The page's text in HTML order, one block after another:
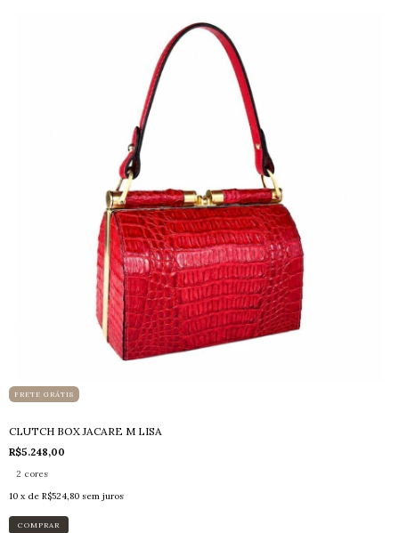
FRETE GRÁTIS
CLUTCH BOX JACARE M LISA
R$5.248,00
2 cores
10 x de R$524,80 sem juros
COMPRAR